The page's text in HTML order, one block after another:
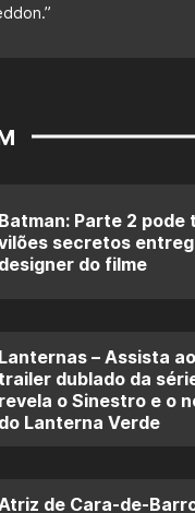
Batman: Parte 2 pode
secretos
designer do filme
Lanternas – Assista
trailer dublado da
revela o Sinestro e o
do Lanterna Verde
de Cara-de-